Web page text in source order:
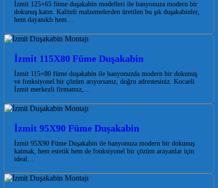
İzmit 125×65 füme duşakabin modelleri ile banyonuza modern bir
dokunuş katın. Kaliteli malzemelerden üretilen bu şık duşakabinler,
hem dayanıklı hem…
İzmit 115X80 Füme Duşakabin
İzmit 115×80 füme duşakabin ile banyonuzda modern bir dokunuş
ve fonksiyonel bir çözüm arıyorsanız, doğru adrestesiniz. Kocaeli
İzmit merkezli firmamız,…
İzmit 95X90 Füme Duşakabin
İzmit 95X90 Füme Duşakabin ile banyonuza modern bir dokunuş
katmak, hem estetik hem de fonksiyonel bir çözüm arayanlar için
ideal…